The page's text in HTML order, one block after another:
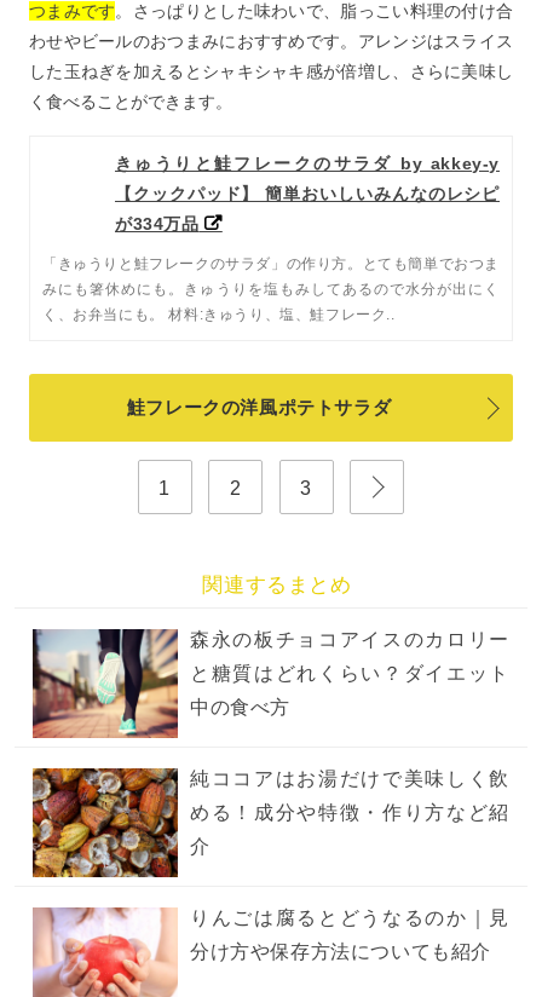
つまみです。さっぱりとした味わいで、脂っこい料理の付け合
わせやビールのおつまみにおすすめです。アレンジはスライス
した玉ねぎを加えるとシャキシャキ感が倍増し、さらに美味し
く食べることができます。
きゅうりと鮭フレークのサラダ by akkey-y
【クックパッド】 簡単おいしいみんなのレシピ
が334万品
「きゅうりと鮭フレークのサラダ」の作り方。とても簡単でおつま
みにも箸休めにも。きゅうりを塩もみしてあるので水分が出にく
く、お弁当にも。 材料:きゅうり、塩、鮭フレーク..
鮭フレークの洋風ポテトサラダ
1 2 3
関連するまとめ
森永の板チョコアイスのカロリー
と糖質はどれくらい？ダイエット
中の食べ方
純ココアはお湯だけで美味しく飲
める！成分や特徴・作り方など紹
介
りんごは腐るとどうなるのか｜見
分け方や保存方法についても紹介